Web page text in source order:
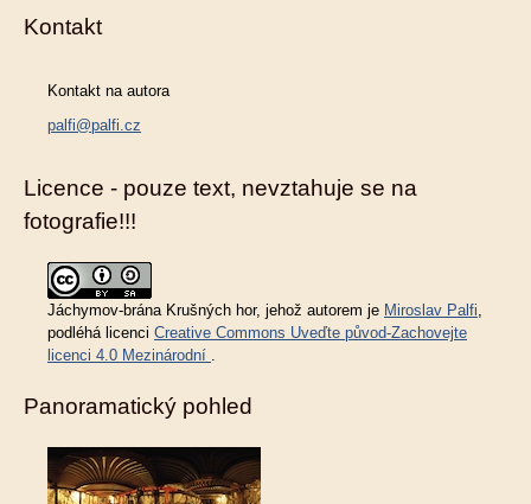
Kontakt
Kontakt na autora
palfi@palfi.cz
Licence - pouze text, nevztahuje se na
fotografie!!!
Jáchymov-brána Krušných hor, jehož autorem je Miroslav Palfi
podléhá licenci Creative Commons Uveďte původ-Zachovejte
licenci 4.0 Mezinárodní
Panoramatický pohled